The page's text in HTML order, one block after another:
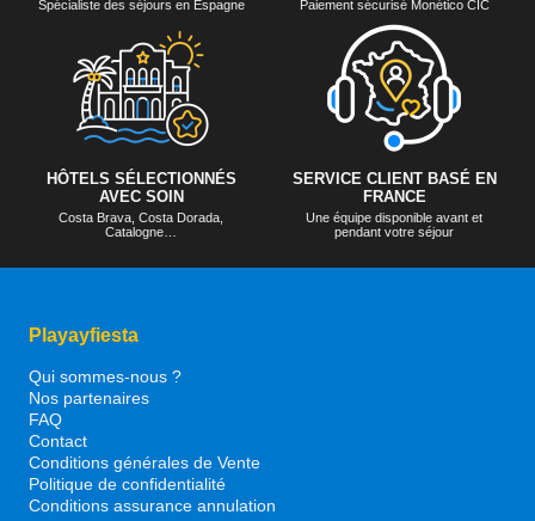
Spécialiste des séjours en Espagne Paiement sécurisé Monético CIC
HÔTELS SÉLECTIONNÉS
AVEC SOIN
Costa Brava, Costa Dorada,
Catalogne…
SERVICE CLIENT BASÉ EN
FRANCE
Une équipe disponible avant et
pendant votre séjour
Playayfiesta
Qui sommes-nous ?
Nos partenaires
FAQ
Contact
Conditions générales de Vente
Politique de confidentialité
Conditions assurance annulation